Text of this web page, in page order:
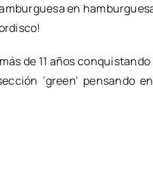
en
de 11 años
‘green’ pensando